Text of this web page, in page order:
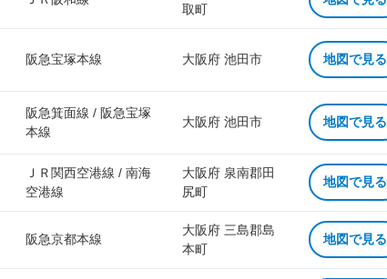
取町
阪急宝塚本線 大阪府 池田市 地図で見る
阪急箕面線 / 阪急宝塚
本線
大阪府 池田市 地図で見る
ＪＲ関西空港線 / 南海
空港線
大阪府 泉南郡田
尻町
地図で見る
阪急京都本線
大阪府 三島郡島
本町
地図で見る